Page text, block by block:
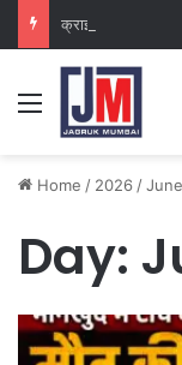
क्राइम ब्रांच कक्ष-2
Home / 2026 /June
Day: